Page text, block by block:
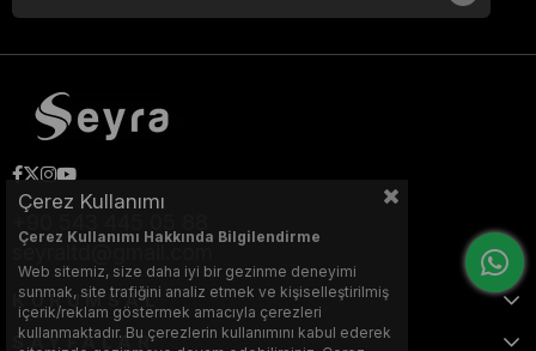
seyraltd@gmail.com
KURUMSAL
SAYFALAR
Çerez Kullanımı
Çerez Kullanımı Hakkında Bilgilendirme
Web sitemiz, size daha iyi bir gezinme deneyimi
sunmak, site trafiğini analiz etmek ve kişiselleştirilmiş
içerik/reklam göstermek amacıyla çerezleri
kullanmaktadır. Bu çerezlerin kullanımını kabul ederek